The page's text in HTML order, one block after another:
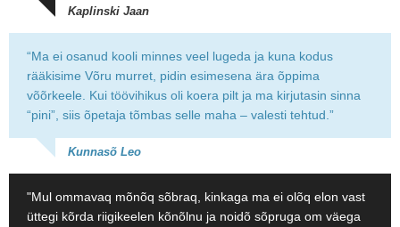
Kaplinski Jaan
“Ma ei osanud kooli minnes veel lugeda ja kuna kodus
rääkisime Võru murret, pidin esimesena ära õppima
võõrkeele. Kui töövihikus oli koera pilt ja ma kirjutasin sinna
“pini”, siis õpetaja tõmbas selle maha – valesti tehtud.”
Kunnasõ Leo
"Mul ommavaq mõnõq sõbraq, kinkaga ma ei olõq elon vast
üttegi kõrda riigikeelen kõnõlnu ja noidõ sõpruga om väega